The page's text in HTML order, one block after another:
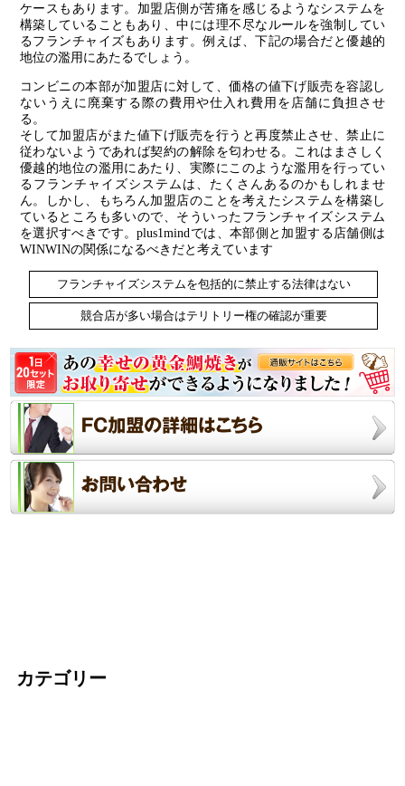
ケースもあります。加盟店側が苦痛を感じるようなシステムを
構築していることもあり、中には理不尽なルールを強制してい
るフランチャイズもあります。例えば、下記の場合だと優越的
地位の濫用にあたるでしょう。
コンビニの本部が加盟店に対して、価格の値下げ販売を容認し
ないうえに廃棄する際の費用や仕入れ費用を店舗に負担させ
る。
そして加盟店がまた値下げ販売を行うと再度禁止させ、禁止に
従わないようであれば契約の解除を匂わせる。これはまさしく
優越的地位の濫用にあたり、実際にこのような濫用を行ってい
るフランチャイズシステムは、たくさんあるのかもしれませ
ん。しかし、もちろん加盟店のことを考えたシステムを構築し
ているところも多いので、そういったフランチャイズシステム
を選択すべきです。plus1mindでは、本部側と加盟する店舗側は
WINWINの関係になるべきだと考えています
フランチャイズシステムを包括的に禁止する法律はない
競合店が多い場合はテリトリー権の確認が重要
カテゴリー